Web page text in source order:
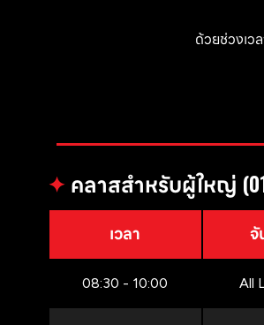
ด้วยช่วงเว
✦คลาสสำหรับผู้ใหญ่
เวลา จั
08:30 - 10:00 All